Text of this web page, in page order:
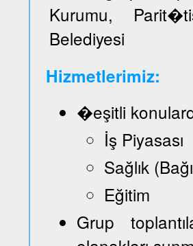
Kurumu,
Belediyesi
Hizmetlerimiz:
�eşitli
İş Piyasası
Sağlık
Eğitim
Grup